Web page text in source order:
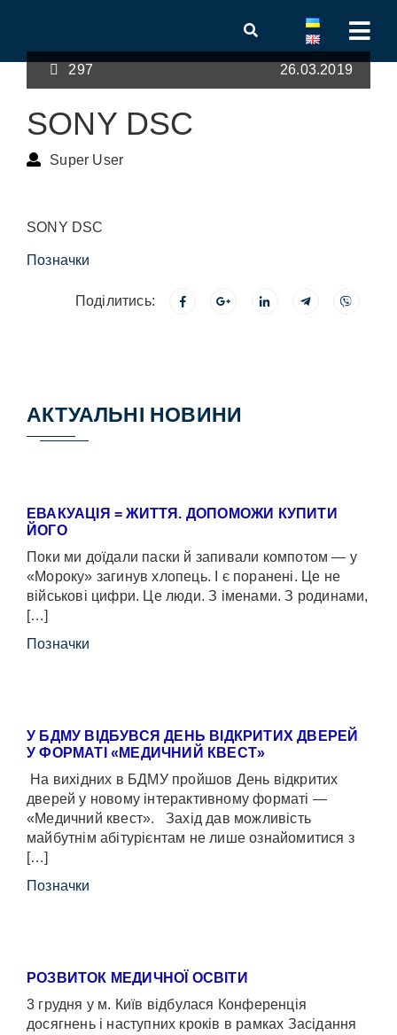
297 26.03.2019
SONY DSC
Super User
SONY DSC
Позначки
Поділитись:
АКТУАЛЬНІ НОВИНИ
ЕВАКУАЦІЯ = ЖИТТЯ. ДОПОМОЖИ КУПИТИ
ЙОГО
Поки ми доїдали паски й запивали компотом — у
«Мороку» загинув хлопець. І є поранені. Це не
військові цифри. Це люди. З іменами. З родинами,
[…]
Позначки
У БДМУ ВІДБУВСЯ ДЕНЬ ВІДКРИТИХ ДВЕРЕЙ
У ФОРМАТІ «МЕДИЧНИЙ КВЕСТ»
На вихідних в БДМУ пройшов День відкритих
дверей у новому інтерактивному форматі —
«Медичний квест». Захід дав можливість
майбутнім абітурієнтам не лише ознайомитися з
[…]
Позначки
РОЗВИТОК МЕДИЧНОЇ ОСВІТИ
3 грудня у м. Київ відбулася Конференція
досягнень і наступних кроків в рамках Засідання